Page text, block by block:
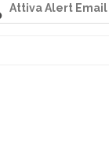
Attiva Alert Email